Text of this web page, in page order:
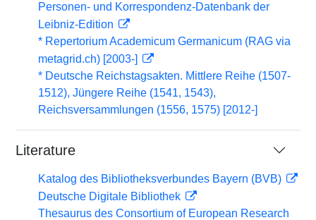
Personen- und Korrespondenz-Datenbank der
Leibniz-Edition
* Repertorium Academicum Germanicum (RAG via
metagrid.ch) [2003-]
* Deutsche Reichstagsakten. Mittlere Reihe (1507-
1512), Jüngere Reihe (1541, 1543),
Reichsversammlungen (1556, 1575) [2012-]
Literature
Katalog des Bibliotheksverbundes Bayern (BVB)
Deutsche Digitale Bibliothek
Thesaurus des Consortium of European Research